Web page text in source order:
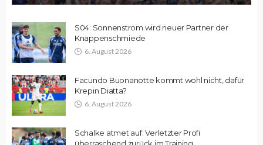
S04: Sonnenstrom wird neuer Partner der
Knappenschmiede
6. August 2026
Facundo Buonanotte kommt wohl nicht, dafür
Krepin Diatta?
6. August 2026
Schalke atmet auf: Verletzter Profi
überraschend zurück im Training